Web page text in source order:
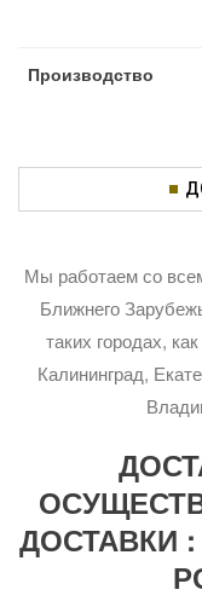
Производство
Мы работаем со
Ближнего
таких городах,
Калининград,
ДОСТАВКИ